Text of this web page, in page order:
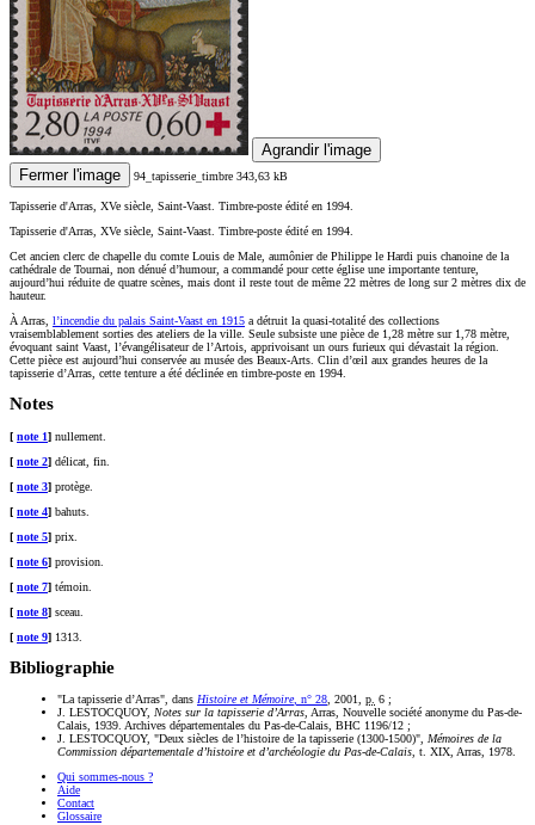
Agrandir l'image
Fermer l'image
94_tapisserie_timbre 343,63 kB
Tapisserie d'Arras, XVe siècle, Saint-Vaast. Timbre-poste édité en 1994.
Tapisserie d'Arras, XVe siècle, Saint-Vaast. Timbre-poste édité en 1994.
Cet ancien clerc de chapelle du comte Louis de Male, aumônier de Philippe le Hardi puis chanoine de la
cathédrale de Tournai, non dénué d’humour, a commandé pour cette église une importante tenture,
aujourd’hui réduite de quatre scènes, mais dont il reste tout de même 22 mètres de long sur 2 mètres dix de
hauteur.
À Arras, l’incendie du palais Saint-Vaast en 1915 a détruit la quasi-totalité des collections
vraisemblablement sorties des ateliers de la ville. Seule subsiste une pièce de 1,28 mètre sur 1,78 mètre,
évoquant saint Vaast, l’évangélisateur de l’Artois, apprivoisant un ours furieux qui dévastait la région.
Cette pièce est aujourd’hui conservée au musée des Beaux-Arts. Clin d’œil aux grandes heures de la
tapisserie d’Arras, cette tenture a été déclinée en timbre-poste en 1994.
Notes
[ note 1] nullement.
[ note 2] délicat, fin.
[ note 3] protège.
[ note 4] bahuts.
[ note 5] prix.
[ note 6] provision.
[ note 7] témoin.
[ note 8] sceau.
[ note 9] 1313.
Bibliographie
"La tapisserie d’Arras", dans Histoire et Mémoire, n° 28, 2001, p. 6 ;
J. LESTOCQUOY, Notes sur la tapisserie d’Arras, Arras, Nouvelle société anonyme du Pas-de-
Calais, 1939. Archives départementales du Pas-de-Calais, BHC 1196/12 ;
J. LESTOCQUOY, "Deux siècles de l’histoire de la tapisserie (1300-1500)", Mémoires de la
Commission départementale d’histoire et d’archéologie du Pas-de-Calais, t. XIX, Arras, 1978.
Qui sommes-nous ?
Aide
Contact
Glossaire